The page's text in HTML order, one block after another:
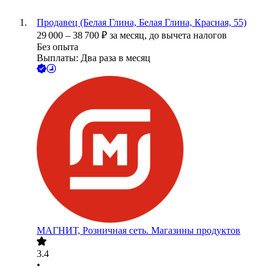
Продавец (Белая Глина, Белая Глина, Красная, 55)
29 000 – 38 700 ₽ за месяц, до вычета налогов
Без опыта
Выплаты: Два раза в месяц
МАГНИТ, Розничная сеть. Магазины продуктов
3.4
•